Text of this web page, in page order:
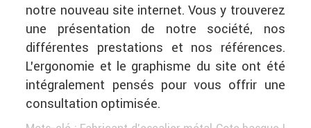
notre nouveau site internet. Vous y trouverez
une présentation de notre société, nos
différentes prestations et nos références.
L’ergonomie et le graphisme du site ont été
intégralement pensés pour vous offrir une
consultation optimisée.